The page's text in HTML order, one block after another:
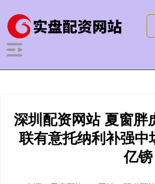
深圳配资网站 夏窗胖
联有意托纳利补强中
亿镑